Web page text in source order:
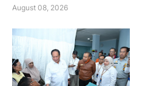
August 08, 2026